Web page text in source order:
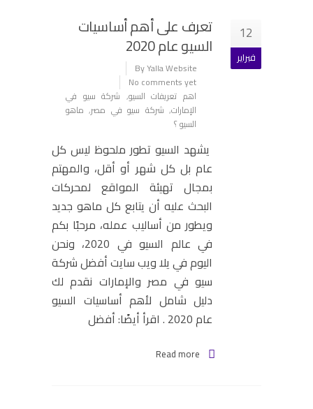
12
فبراير
تعرف على أهم أساسيات
السيو عام 2020
By Yalla Website
No comments yet
اهم تعريفات السيو, شركة سيو في
الإمارات, شركة سيو في مصر, ماهو
السيو ؟
يشهد السيو تطور ملحوظ ليس كل
عام بل كل شهر أو أقل، والمهتم
بمجال تهيئة المواقع لمحركات
البحث عليه أن يتابع كل ماهو جديد
ويطور من أساليب عمله، مرحبًا بكم
في عالم السيو في 2020، ونحن
اليوم في يلا ويب سايت أفضل شركة
سيو في مصر والإمارات نقدم لك
دليل شامل لأهم أساسيات السيو
عام 2020 . اقرأ أيضًا: أفضل
Read more